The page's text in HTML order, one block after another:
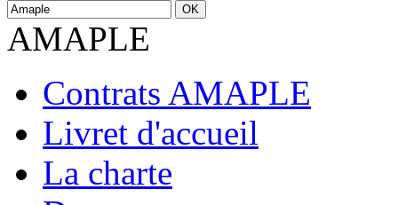
AMAPLE
Contrats AMAPLE
Livret d'accueil
La charte